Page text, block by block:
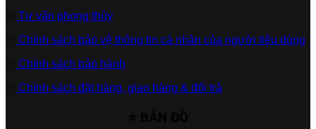
Tư vấn phong thủy
Chính sách bảo vệ thông tin cá nhân của người tiêu dùng
Chính sách bảo hành
Chính sách đặt hàng, giao hàng & đổi trả